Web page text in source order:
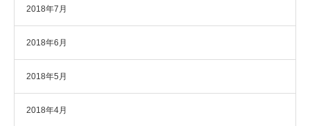
2018年7月
2018年6月
2018年5月
2018年4月